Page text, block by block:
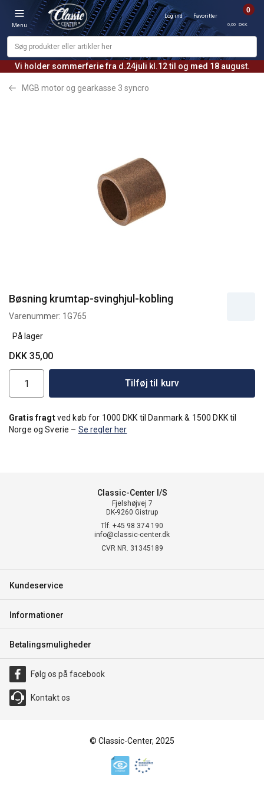
Vi holder sommerferie fra d.24juli kl.12 til og med 18 august.
Menu
Log ind Favoritter
0
0,00 DKK
MGB motor og gearkasse 3 syncro
Bøsning krumtap-svinghjul-kobling
Varenummer: 1G765
På lager
DKK 35,00
Tilføj til kurv
Gratis fragtved køb for 1000 DKK til Danmark & 1500 DKK til
Norge og Sverie – Se regler her
Classic-Center I/S
Fjelshøjvej 7
DK-9260 Gistrup
Tlf. +45 98 374 190
info@classic-center.dk
CVR NR. 31345189
Kundeservice
Informationer
Betalingsmuligheder
Følg os på facebook
Kontakt os
© Classic-Center, 2025